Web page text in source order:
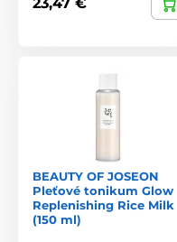
BEAUTY OF JOSEON
Pleťové tonikum Glow
Replenishing Rice Milk
(150 ml)